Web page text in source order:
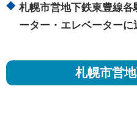
札幌市営地下鉄東豊線
ーター・エレベーターに
札幌市営